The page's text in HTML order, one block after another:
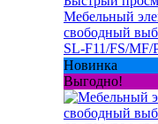
Мебельный
свободный
SL-F11/FS/MF/
Новинка
Выгодно!